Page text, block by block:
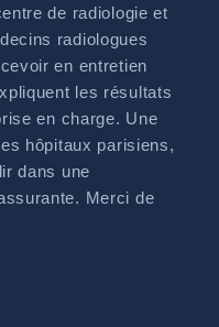
de radiologie et
radiologues
en entretien
les résultats
en charge. Une
hôpitaux parisiens,
dans une
Merci de